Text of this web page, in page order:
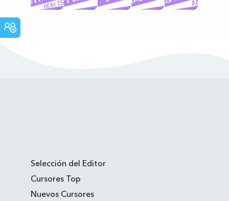
Selección del Editor
Cursores Top
Nuevos Cursores
FORO
COMUNITARIO